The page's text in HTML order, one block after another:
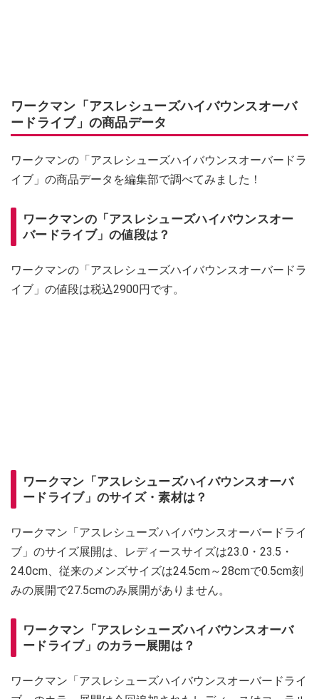
ワークマン「アスレシューズハイバウンスオーバ
ードライブ」の商品データ
ワークマンの「アスレシューズハイバウンスオーバードラ
イブ」の商品データを編集部で調べてみました！
ワークマンの「アスレシューズハイバウンスオー
バードライブ」の値段は？
ワークマンの「アスレシューズハイバウンスオーバードラ
イブ」の値段は税込2900円です。
ワークマン「アスレシューズハイバウンスオーバ
ードライブ」のサイズ・素材は？
ワークマン「アスレシューズハイバウンスオーバードライ
ブ」のサイズ展開は、レディースサイズは23.0・23.5・
24.0cm、従来のメンズサイズは24.5cm～28cmで0.5cm刻
みの展開で27.5cmのみ展開がありません。
ワークマン「アスレシューズハイバウンスオーバ
ードライブ」のカラー展開は？
ワークマン「アスレシューズハイバウンスオーバードライ